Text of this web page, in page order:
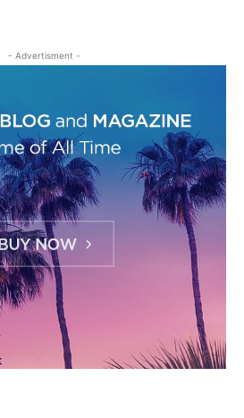
- Advertisment -